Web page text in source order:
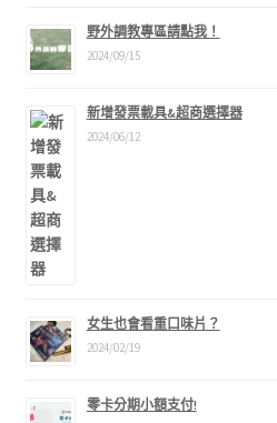
野外調教專區請點我！
2024/09/15
新增發票載具&超商選擇器
2024/06/12
女生也會看重口味片？
2024/02/19
零卡分期小額支付!